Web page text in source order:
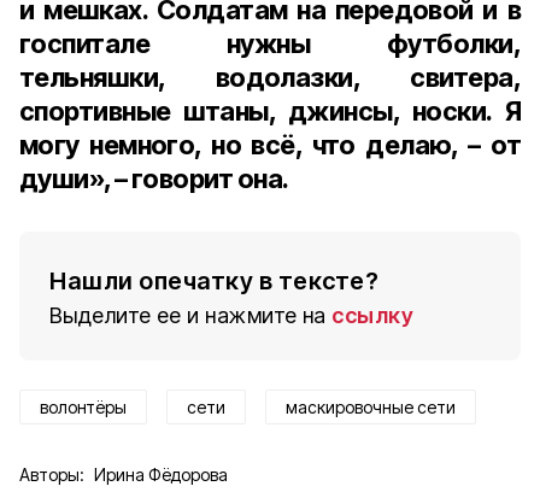
и мешках. Солдатам на передовой и в
госпитале нужны футболки,
тельняшки, водолазки, свитера,
спортивные штаны, джинсы, носки. Я
могу немного, но всё, что делаю, – от
души», – говорит она.
Нашли опечатку в тексте?
Выделите ее и нажмите на ссылку
волонтёры сети маскировочные сети
Авторы: Ирина Фёдорова